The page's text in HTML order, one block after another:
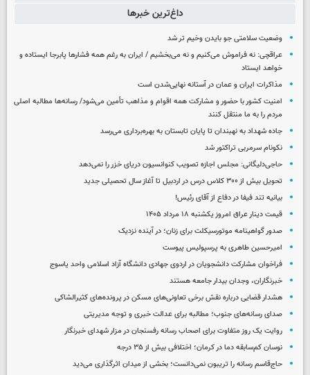
داغ‌ترین خبرها
وضعیت سلامتی جو بایدن وخیم تر شد
عراقچی: نه فراموش می‌کنیم و نه می‌بخشیم / ایران به رغم همه فشارها پابرجا ایستاده و
خواهد ایستاد
مذاکرات ایران و عمان در آستانه نهایی‌شدن است
امنیت کشور با حضور و مشارکت همه اقوام و مذاهب تأمین می‌شود/ رسانه‌ها مطالبه اصلی
مردم را به ما منتقل کنند
جاده شهداد به نهبندان تا پایان تابستان به بهره‌برداری می‌رسد
نکونام سرمربی تراکتور شد
حاجی‌دلیگانی: مجلس اجازه تصویب کنوانسیون دریای خزر را نمی‌دهد
تحویل بیش از ۳۰۰ کلاس درس در اردبیل تا آغاز سال تحصیلی جدید
بیانیه تند فیفا در دفاع از آقای رئیس!
قیمت دینار عراق امروز یکشنبه ۱۸ مرداد ۱۴۰۵
صدور گواهینامه موتورسیکلت برای زنان؛ در آینده نزدیک
امیرحسین طاهری به پرسپولیس پیوست
فراخوان مشارکت دانشجویان در اردوی جهادی دانشگاه آزاد اسلامی واحد یاسوج
خبرنگاران، وجدان بیدار جامعه هستند
هشدار قضایی درباره نقش برخی تعاونی‌های مسکن در پرونده‌های کثیرالشاکی
صدای رسانه‌های جنوب؛ مطالبه برای عدالت خبری و توجه مدیریتی
روایت یک روز متفاوت برای اصحاب رسانه رفسنجان در مزار شهدای خبرنگار
نوسان کم‌سابقه دما در کرمان؛ اختلافی بیش از ۳۵ درجه
حاج‌قاسم رسانه را تریبون نمی‌دانست؛ بخشی از میدان اثرگذاری می‌دید